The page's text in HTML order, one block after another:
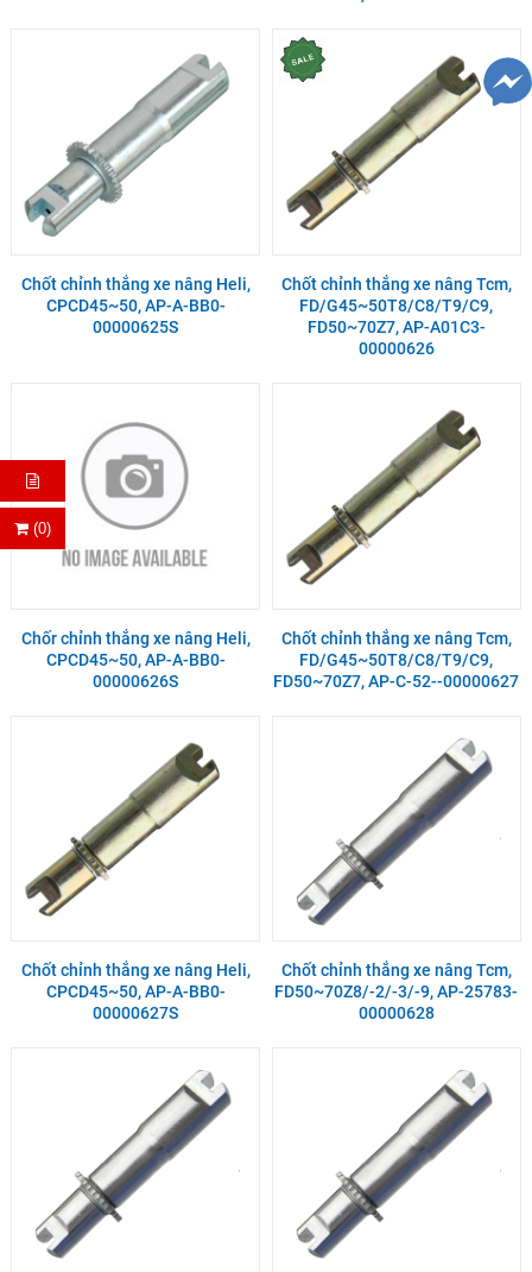
(0)
Chốt chỉnh thắng xe nâng Heli,
CPCD45~50, AP-A-BB0-
00000625S
Chốt chỉnh thắng xe nâng Tcm,
FD/G45~50T8/C8/T9/C9,
FD50~70Z7, AP-A01C3-
00000626
Chốr chỉnh thắng xe nâng Heli,
CPCD45~50, AP-A-BB0-
00000626S
Chốt chỉnh thắng xe nâng Tcm,
FD/G45~50T8/C8/T9/C9,
FD50~70Z7, AP-C-52--00000627
Chốt chỉnh thắng xe nâng Heli,
CPCD45~50, AP-A-BB0-
00000627S
Chốt chỉnh thắng xe nâng Tcm,
FD50~70Z8/-2/-3/-9, AP-25783-
00000628